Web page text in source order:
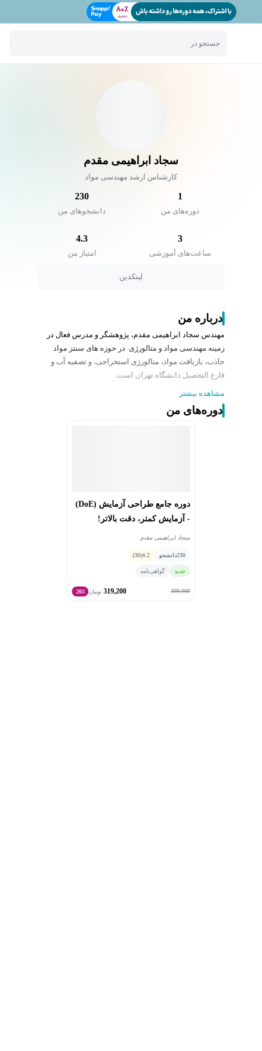
جستجو در
سجاد ابراهیمی مقدم
کارشناس ارشد مهندسی مواد
1
دوره‌های من
230
دانشجو‌های من
3
ساعت‌های آموزشی
4.3
امتیاز من
لینکدین
درباره من
مهندس سجاد ابراهیمی مقدم، پژوهشگر و مدرس فعال در
زمینه مهندسی مواد و متالورژی در حوزه های سنتز مواد
جاذب، بازیافت مواد، متالورژی استخراجی، و تصفیه آب و
فارغ التحصیل دانشگاه تهران است.
با تجربه پیاده‌سازی طراحی آزمایشات، شبیه‌سازی‌های
- آموزش آنالیز BET و تحلیل آن
- آموزش نرم افزارهای HSC و Hydra/Medusa
- آموزش رسم نمودار به کمک OriginPro
مشاهده بیشتر
دوره‌های من
دوره جامع طراحی آزمایش (DoE)
- آزمایش کمتر، دقت بالاتر!
سجاد ابراهیمی مقدم
230دانشجو 4.2
(30)
جدید گواهی‌نامه
399,000
319,200 تومان 20٪